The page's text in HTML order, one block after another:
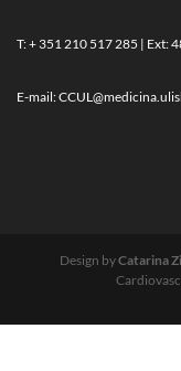
T: + 351 210 517 285 | Ext:
E-mail:
Design byCatarina